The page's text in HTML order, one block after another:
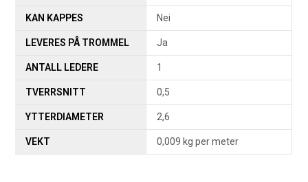
KAN KAPPES Nei
LEVERES PÅ TROMMEL Ja
ANTALL LEDERE 1
TVERRSNITT 0,5
YTTERDIAMETER 2,6
VEKT 0,009 kg per meter